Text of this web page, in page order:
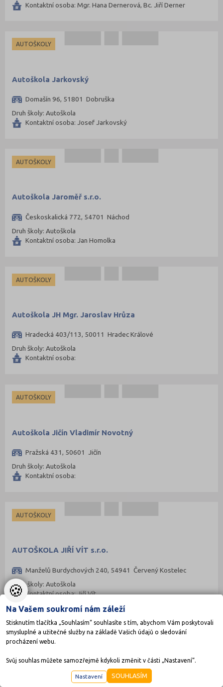
Kontaktní osoba: Mgr. Hana Dernerová, Bc. Jiří Derner
AUTOŠKOLY
Autoškola Jarkovský
Domašín 96, 51801 Dobruška
Druh školy: Autoškola
Kontaktní osoba: Josef Jarkovský
AUTOŠKOLY
Autoškola Jaroměř s.r.o.
Českoskalická 772, 54701 Náchod
Druh školy: Autoškola
Kontaktní osoba: Jan Homolka
AUTOŠKOLY
Autoškola JH Mgr. Jaroslav Hrůza
Hradecká 403/113, 50011 Hradec Králové
Druh školy: Autoškola
Kontaktní osoba:
AUTOŠKOLY
Autoškola Jičín Vladimír Novotný
Pražská 431, 50601 Jičín
Druh školy: Autoškola
Kontaktní osoba:
AUTOŠKOLY
AUTOŠKOLA JIŘÍ VÍT s.r.o.
Manželů Burdychových 240, 54941 Červený Kostelec
Druh školy: Autoškola
Kontaktní osoba: Jiří Vít
AUTOŠKOLY
🍪
Na Vašem soukromí nám záleží
Stisknutím tlačítka „Souhlasím“ souhlasíte s tím, abychom Vám poskytovali
smysluplné a užitečné služby na základě Vašich údajů o sledování
procházení webu.
Svůj souhlas můžete samozřejmě kdykoli změnit v části „Nastavení“.
Nastavení SOUHLASÍM